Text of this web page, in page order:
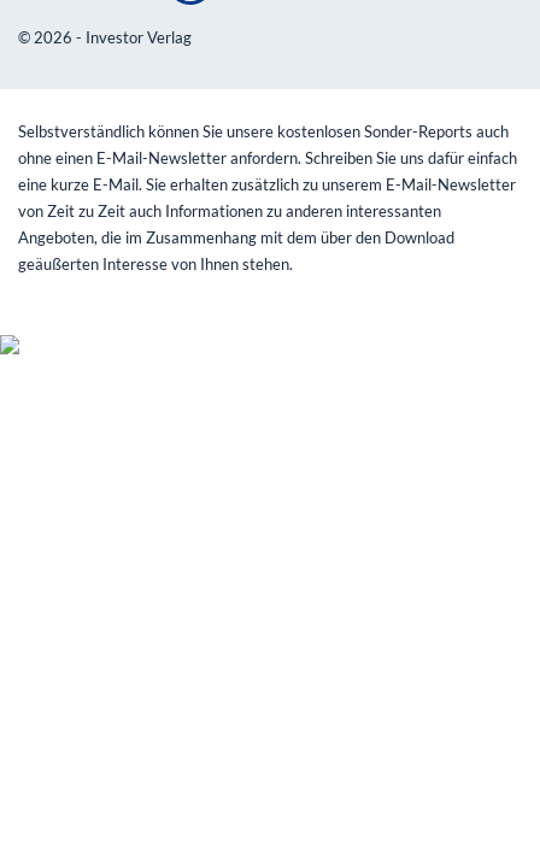
© 2026 - Investor Verlag
Selbstverständlich können Sie unsere kostenlosen Sonder-Reports auch
ohne einen E-Mail-Newsletter anfordern. Schreiben Sie uns dafür einfach
eine kurze E-Mail. Sie erhalten zusätzlich zu unserem E-Mail-Newsletter
von Zeit zu Zeit auch Informationen zu anderen interessanten
Angeboten, die im Zusammenhang mit dem über den Download
geäußerten Interesse von Ihnen stehen.